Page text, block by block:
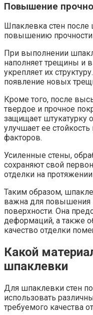
Повышение
Шпаклевка стен после
повышению прочности
При выполнении
наполняет трещины и
укрепляет их
появление новых
Кроме того, после
твердое и прочное
защищает штукатурку
улучшает ее
факторов.​
Усиленные стены,
сохраняют свой
отделки на
Таким образом,
важна для повышения
поверхности.​ Она
деформаций, а также
качество отделки
Какой
шпаклевки
Для шпаклевки стен
использовать
требуемого качества